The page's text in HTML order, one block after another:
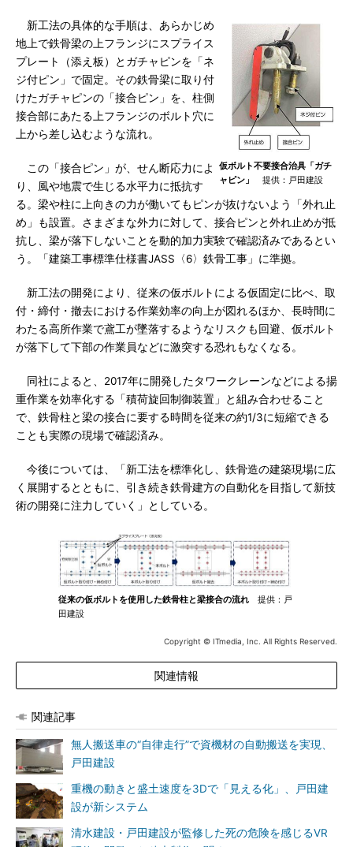
仮ボルト不要接合治具「ガチ
ャピン」
提供：戸田建設
新工法の具体的な手順は、あらかじめ
地上で鉄骨梁の上フランジにスプライス
プレート（添え板）とガチャピンを「ネ
ジ付ピン」で固定。その鉄骨梁に取り付
けたガチャピンの「接合ピン」を、柱側
接合部にあたる上フランジのボルト穴に
上から差し込むような流れ。
この「接合ピン」が、せん断応力によ
り、風や地震で生じる水平力に抵抗す
る。梁や柱に上向きの力が働いてもピンが抜けないよう「外れ止
め」も設置。さまざまな外力に対して、接合ピンと外れ止めが抵
抗し、梁が落下しないことを動的加力実験で確認済みであるとい
う。「建築工事標準仕様書JASS〈6〉鉄骨工事」に準拠。
新工法の開発により、従来の仮ボルトによる仮固定に比べ、取
付・締付・撤去における作業効率の向上が図れるほか、長時間に
わたる高所作業で鳶工が墜落するようなリスクも回避、仮ボルト
が落下して下部の作業員などに激突する恐れもなくなる。
同社によると、2017年に開発したタワークレーンなどによる揚
重作業を効率化する「積荷旋回制御装置」と組み合わせること
で、鉄骨柱と梁の接合に要する時間を従来の約1/3に短縮できる
ことも実際の現場で確認済み。
今後については、「新工法を標準化し、鉄骨造の建築現場に広
く展開するとともに、引き続き鉄骨建方の自動化を目指して新技
術の開発に注力していく」としている。
従来の仮ボルトを使用した鉄骨柱と梁接合の流れ 提供：戸
田建設
Copyright © ITmedia, Inc. All Rights Reserved.
関連情報
関連記事
無人搬送車の“自律走行”で資機材の自動搬送を実現、
戸田建設
重機の動きと盛土速度を3Dで「見える化」、戸田建
設が新システム
清水建設・戸田建設が監修した死の危険を感じるVR